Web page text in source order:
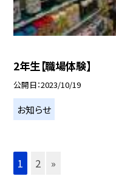
2年生【職場体験】
公開日 2023/10/19
お知らせ
1 2 »